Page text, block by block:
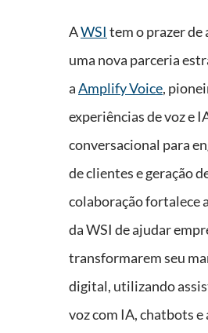
AWSI tem o prazer de
uma nova parceria
aAmplify Voice,
experiências de voz e
conversacional para
de clientes e geração
colaboração fortalece
da WSI de ajudar
transformarem seu
digital, utilizando
voz com IA, chatbots